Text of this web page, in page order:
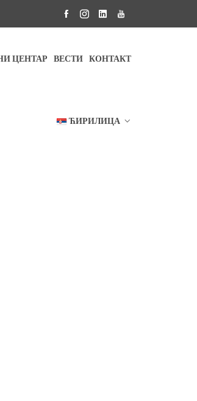
ЦЕНТАР ВЕСТИ КОНТАКТ
ЋИРИЛИЦА